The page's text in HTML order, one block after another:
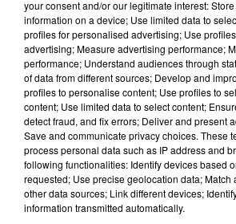
Plusieurs allocataires alsaciens ont été
de ces messages, particulièrement dans
n’y donnez pas suite. Ce sont des
récupérer vos données personnelles.
La CAF met donc la population en garde
toujours rester attentifs aux détails
français. La CAF ne demande jamais
Elle invite enfin les utilisateurs à faire
opérations frauduleuses qu'on appelle
TITRES DIFFUSÉS
your consent and/or our legitimate interest:
information on a device; Use limited data to
profiles for personalised advertising; Use
advertising; Measure advertising performance;
performance; Understand audiences through
of data from different sources; Develop and
profiles to personalise content; Use profiles to
content; Use limited data to select content;
detect fraud, and fix errors; Deliver and present
Save and communicate privacy choices. These
process personal data such as IP address and
following functionalities: Identify devices based
requested; Use precise geolocation data; Match
other data sources; Link different devices;
information transmitted automatically.